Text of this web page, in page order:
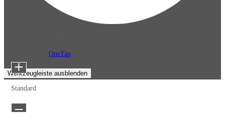
OneTap
Werkzeugleiste ausblenden
Standard